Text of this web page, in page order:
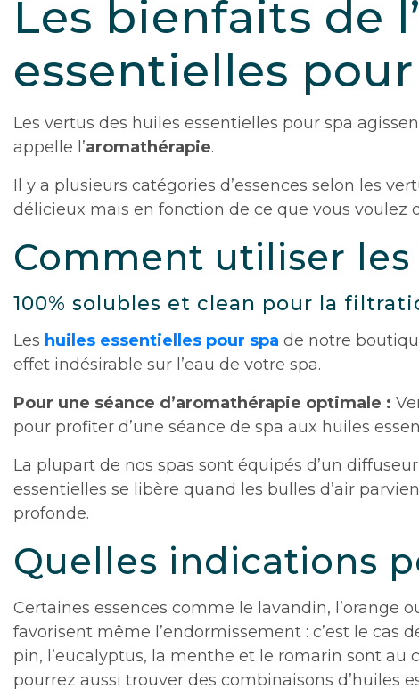
Les bienfaits de
essentielles pour
Les vertus des huiles essentielles pour spa
appelle l’aromathérapie.
Il y a plusieurs catégories d’essences selon les
délicieux mais en fonction de ce que vous voulez
Comment utiliser
100% solubles et clean pour la
Les huiles essentielles pour spa de notre
effet indésirable sur l’eau de votre spa.
Pour une séance d’aromathérapie optimale :
pour profiter d’une séance de spa aux huiles
La plupart de nos spas sont équipés d’un
essentielles se libère quand les bulles d’air
profonde.
Quelles indications
Certaines essences comme le lavandin, l’orange
favorisent même l’endormissement : c’est le cas
pin, l’eucalyptus, la menthe et le romarin sont au
pourrez aussi trouver des combinaisons d’huiles